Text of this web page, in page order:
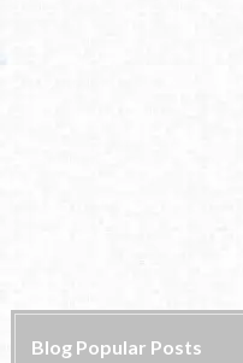
Blog Popular Posts